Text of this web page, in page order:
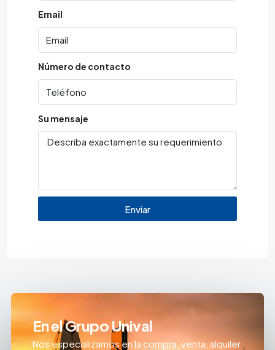
Email
Número de contacto
Su mensaje
Enviar
En el Grupo Unival
Nos especializamos en la compra, venta, alquiler